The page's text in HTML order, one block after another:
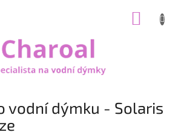
vodní dýmku - Solaris